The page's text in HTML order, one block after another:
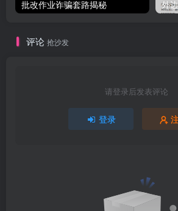
批改作业诈骗套路揭秘
评论 抢沙发
请登录后发表评论
登录